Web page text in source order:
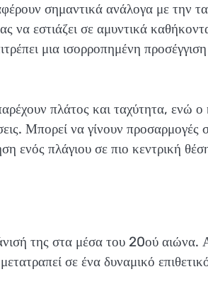
σημαντικά ανάλογα με την
να εστιάζει σε αμυντικά
μια ισορροπημένη
πλάτος και ταχύτητα, ενώ ο
Μπορεί να γίνουν προσαρμογές
πλάγιου σε πιο κεντρική
της στα μέσα του 20ού αιώνα.
σε ένα δυναμικό